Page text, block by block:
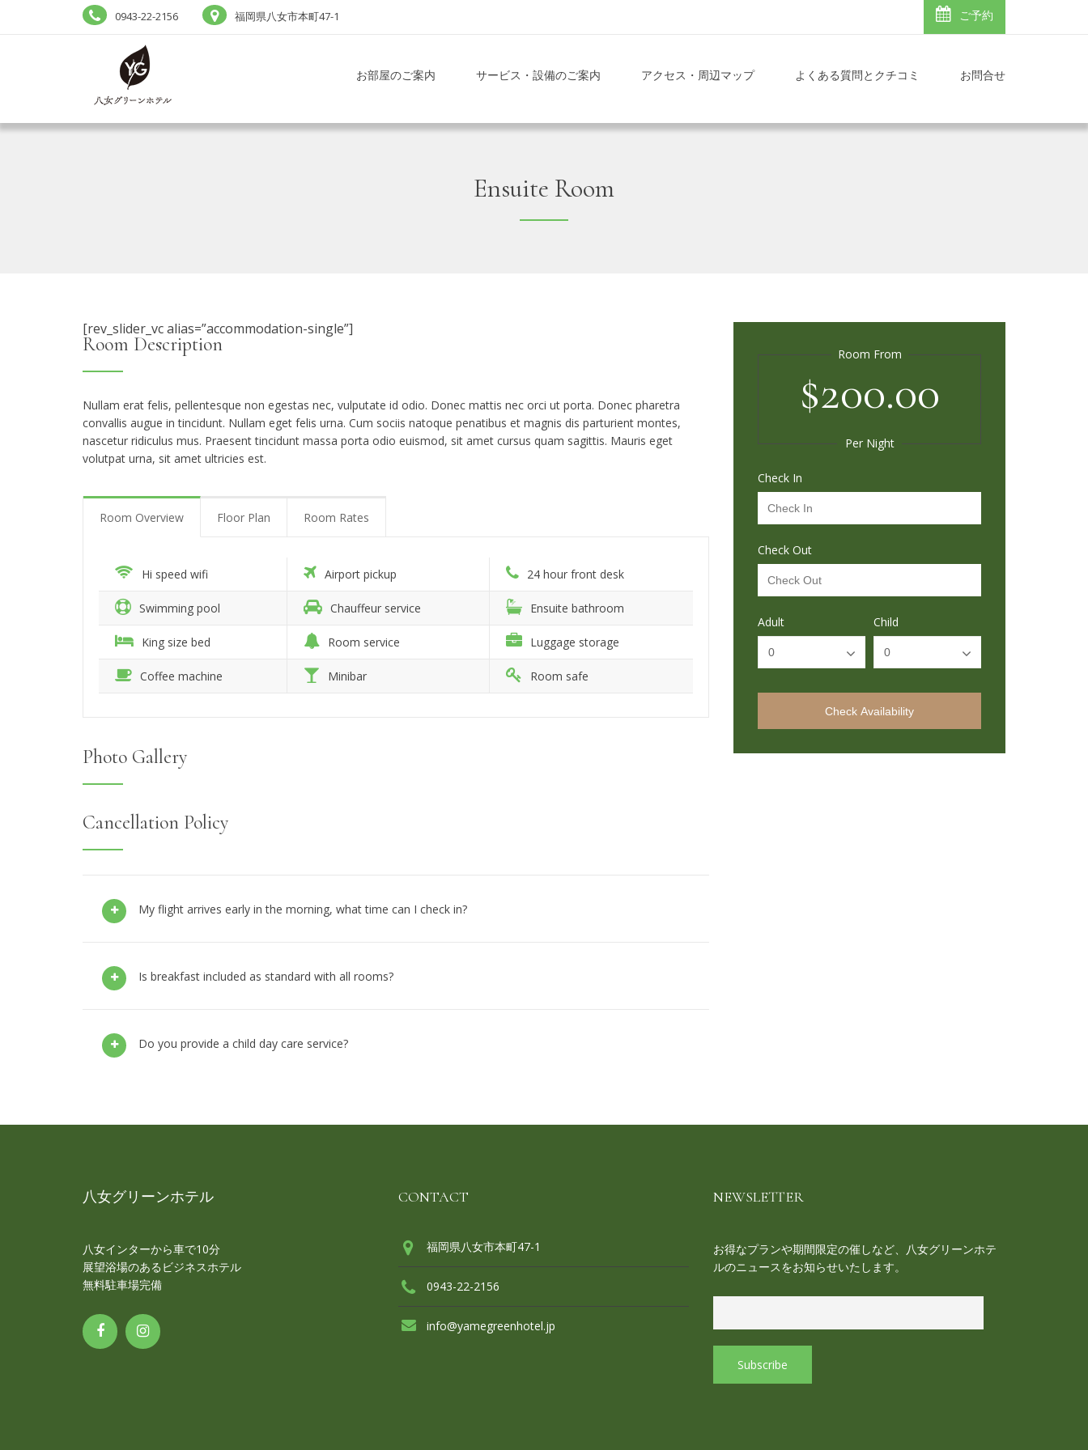
0943-22-2156 福岡県八女市本町47-1 ご予約
お部屋のご案内 サービス・設備のご案内 アクセス・周辺マップ よくある質問とクチコミ お問合せ
Ensuite Room
[rev_slider_vc alias=”accommodation-single”]
Room Description
Nullam erat felis, pellentesque non egestas nec, vulputate id odio. Donec mattis nec orci ut porta. Donec pharetra
convallis augue in tincidunt. Nullam eget felis urna. Cum sociis natoque penatibus et magnis dis parturient montes,
nascetur ridiculus mus. Praesent tincidunt massa porta odio euismod, sit amet cursus quam sagittis. Mauris eget
volutpat urna, sit amet ultricies est.
Room Overview Floor Plan Room Rates
Hi speed wifi Airport pickup 24 hour front desk
Swimming pool Chauffeur service Ensuite bathroom
King size bed Room service Luggage storage
Coffee machine Minibar Room safe
Photo Gallery
Cancellation Policy
My flight arrives early in the morning, what time can I check in?
Is breakfast included as standard with all rooms?
Do you provide a child day care service?
Room From
$200.00
Per Night
Check In
Check Out
Adult Child
Check Availability
八女グリーンホテル
八女インターから車で10分
展望浴場のあるビジネスホテル
無料駐車場完備
CONTACT
福岡県八女市本町47-1
0943-22-2156
info@yamegreenhotel.jp
NEWSLETTER
お得なプランや期間限定の催しなど、八女グリーンホテ
ルのニュースをお知らせいたします。